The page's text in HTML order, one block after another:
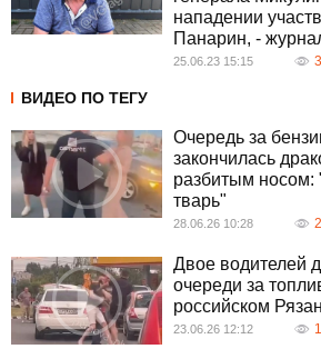
нападении
Панарин, -
25.06.23 15:15
ВИДЕО ПО ТЕГУ
Очередь за
закончилась
разбитым
тварь"
28.06.26 10:28
Двое водителей
очереди за
российском
23.06.26 12:12